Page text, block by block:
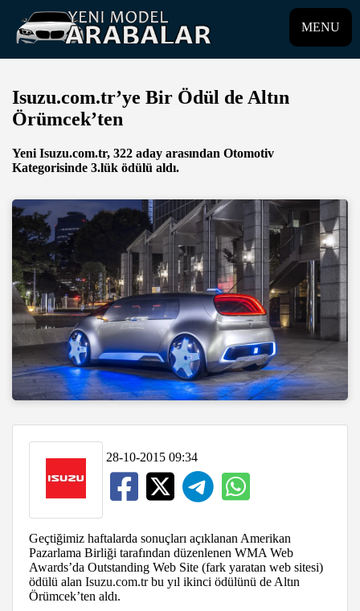
MENU
Isuzu.com.tr’ye Bir Ödül de Altın
Örümcek’ten
Yeni Isuzu.com.tr, 322 aday arasından Otomotiv
Kategorisinde 3.lük ödülü aldı.
28-10-2015 09:34
Geçtiğimiz haftalarda sonuçları açıklanan Amerikan
Pazarlama Birliği tarafından düzenlenen WMA Web
Awards’da Outstanding Web Site (fark yaratan web sitesi)
ödülü alan Isuzu.com.trbu yıl ikinci ödülünü de Altın
Örümcek’ten aldı.